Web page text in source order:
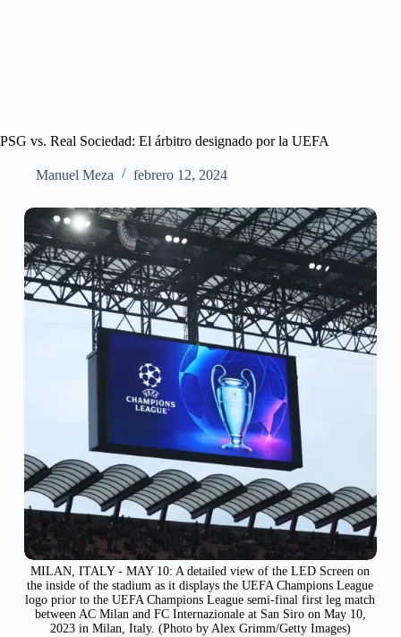
PSG vs. Real Sociedad: El árbitro designado por la UEFA
Manuel Meza febrero 12, 2024
MILAN, ITALY - MAY 10: A detailed view of the LED Screen on
the inside of the stadium as it displays the UEFA Champions League
logo prior to the UEFA Champions League semi-final first leg match
between AC Milan and FC Internazionale at San Siro on May 10,
2023 in Milan, Italy. (Photo by Alex Grimm/Getty Images)